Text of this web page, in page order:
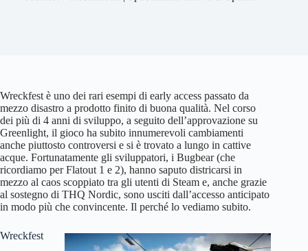
Wreckfest è uno dei rari esempi di early access passato da
mezzo disastro a prodotto finito di buona qualità. Nel corso
dei più di 4 anni di sviluppo, a seguito dell’approvazione su
Greenlight, il gioco ha subito innumerevoli cambiamenti
anche piuttosto controversi e si è trovato a lungo in cattive
acque. Fortunatamente gli sviluppatori, i Bugbear (che
ricordiamo per Flatout 1 e 2), hanno saputo districarsi in
mezzo al caos scoppiato tra gli utenti di Steam e, anche grazie
al sostegno di THQ Nordic, sono usciti dall’accesso anticipato
in modo più che convincente. Il perché lo vediamo subito.
Wreckfest